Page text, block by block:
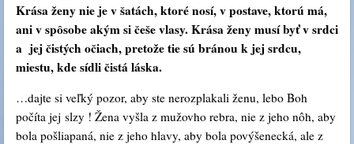
Krása ženy nie je v šatách, ktoré nosí, v postave, ktorú má,
ani v spôsobe akým si češe vlasy. Krása ženy musí byť v srdci
a jej čistých očiach, pretože tie sú bránou k jej srdcu,
miestu, kde sídli čistá láska.
…dajte si veľký pozor, aby ste nerozplakali ženu, lebo Boh
počíta jej slzy ! Žena vyšla z mužovho rebra, nie z jeho nôh, aby
bola pošliapaná, nie z jeho hlavy, aby bola povýšenecká, ale z